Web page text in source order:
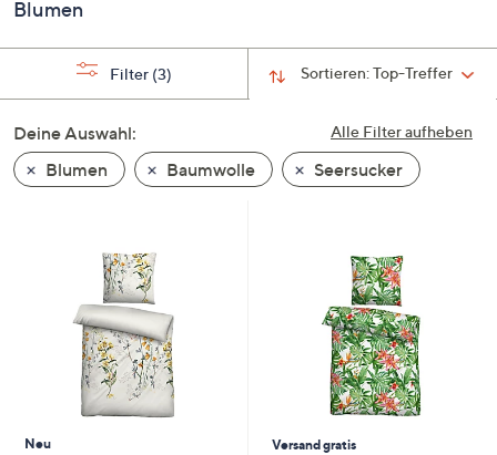
Pfeiltasten
nach
und
nach
unten
oder
Geräten
um
Blumen
Sortieren:Top-Treffer
Filter (3)
Alle Filter aufheben
Deine Auswahl:
Blumen
Baumwolle Seersucker
Neu
Versand gratis